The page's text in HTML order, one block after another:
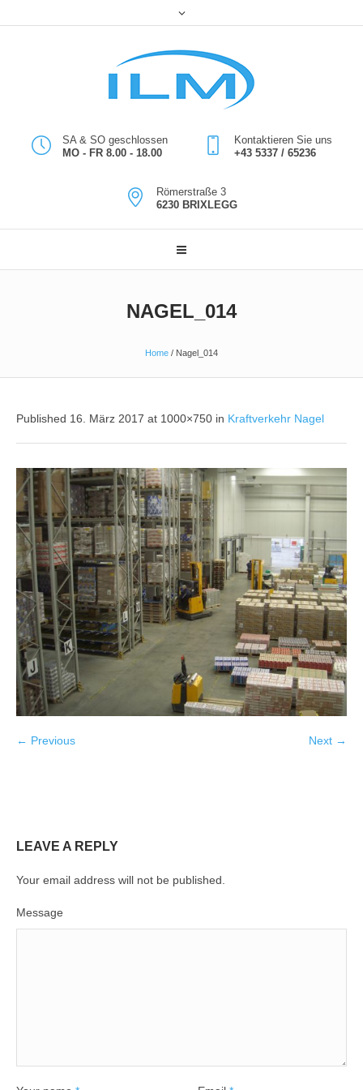
SA & SO geschlossen
MO - FR 8.00 - 18.00
Kontaktieren Sie uns
+43 5337 / 65236
Römerstraße 3
6230 BRIXLEGG
NAGEL_014
Home / Nagel_014
Published 16. März 2017 at 1000×750 in Kraftverkehr Nagel
← Previous Next →
LEAVE A REPLY
Your email address will not be published.
Message